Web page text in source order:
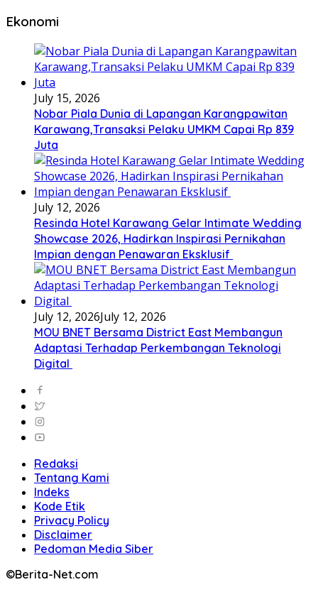
Ekonomi
July 15, 2026
Nobar Piala Dunia di Lapangan Karangpawitan
Karawang,Transaksi Pelaku UMKM Capai Rp 839
Juta
July 12, 2026
Resinda Hotel Karawang Gelar Intimate Wedding
Showcase 2026, Hadirkan Inspirasi Pernikahan
Impian dengan Penawaran Eksklusif
July 12, 2026July 12, 2026
MOU BNET Bersama District East Membangun
Adaptasi Terhadap Perkembangan Teknologi
Digital
Redaksi
Tentang Kami
Indeks
Kode Etik
Privacy Policy
Disclaimer
Pedoman Media Siber
©Berita-Net.com